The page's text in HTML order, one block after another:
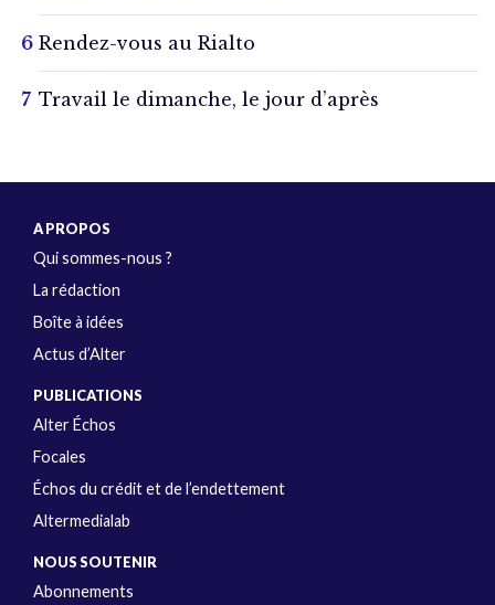
Rendez-vous au Rialto
Travail le dimanche, le jour d’après
A PROPOS
Qui sommes-nous ?
La rédaction
Boîte à idées
Actus d’Alter
PUBLICATIONS
Alter Échos
Focales
Échos du crédit et de l’endettement
Altermedialab
NOUS SOUTENIR
Abonnements